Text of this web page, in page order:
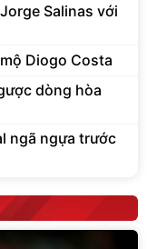
Salinas với
Diogo Costa
dòng hòa
ngã ngựa trước